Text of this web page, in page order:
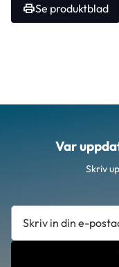
Se produktblad
Var
Skriv